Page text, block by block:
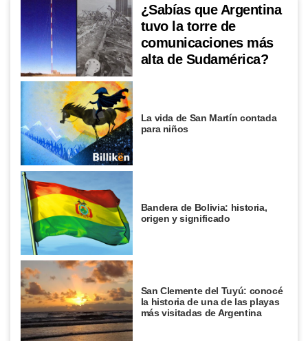
¿Sabías que Argentina
tuvo la torre de
comunicaciones más
alta de Sudamérica?
La vida de San Martín contada
para niños
Bandera de Bolivia: historia,
origen y significado
San Clemente del Tuyú: conocé
la historia de una de las playas
más visitadas de Argentina